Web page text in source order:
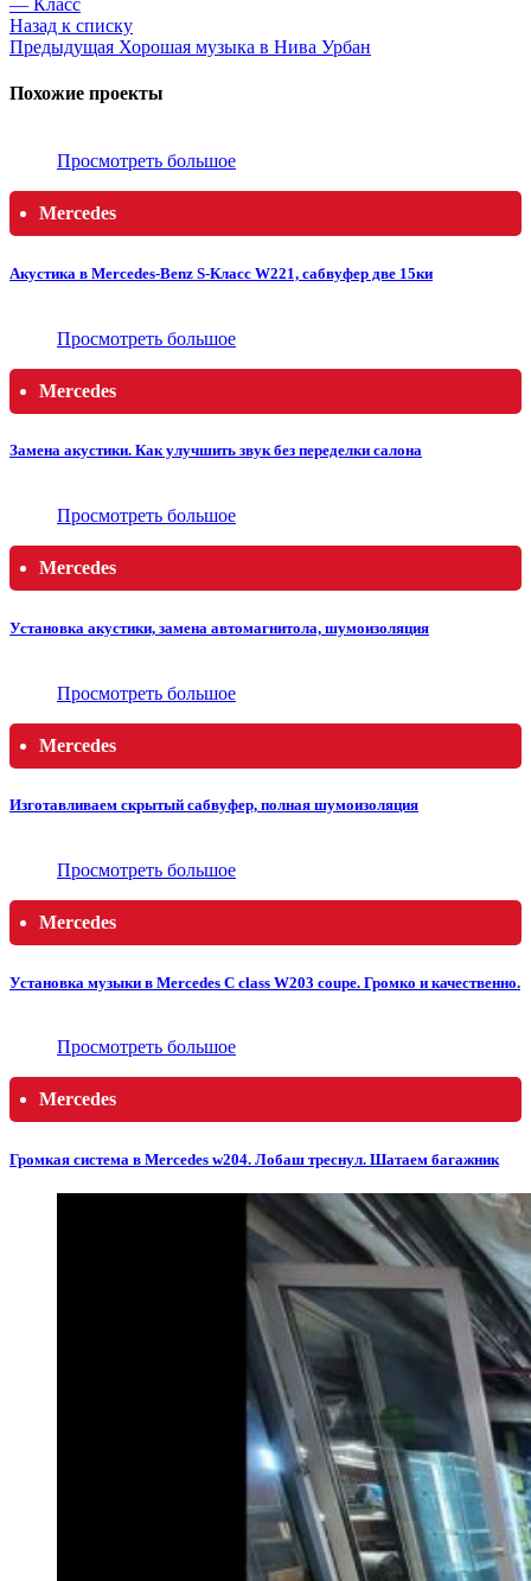
Назад к списку
Предыдущая Хорошая музыка в Нива Урбан
Похожие проекты
Просмотреть большое
Mercedes
Акустика в Mercedes-Benz S-Класс W221, сабвуфер две 15ки
Просмотреть большое
Mercedes
Замена акустики. Как улучшить звук без переделки салона
Просмотреть большое
Mercedes
Установка акустики, замена автомагнитола, шумоизоляция
Просмотреть большое
Mercedes
Изготавливаем скрытый сабвуфер, полная шумоизоляция
Просмотреть большое
Mercedes
Установка музыки в Mercedes C class W203 coupe. Громко и качественно.
Просмотреть большое
Mercedes
Громкая система в Mercedes w204. Лобаш треснул. Шатаем багажник